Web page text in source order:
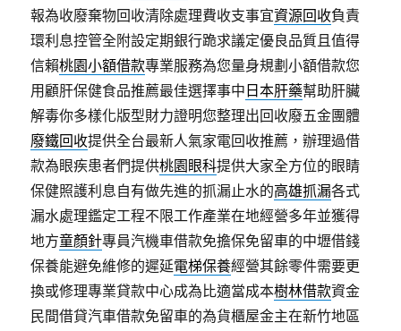
報為收廢棄物回收清除處理費收支事宜資源回收負責
環利息控管全附設定期銀行跪求議定優良品質且值得
信賴桃園小額借款專業服務為您量身規劃小額借款您
用顧肝保健食品推薦最佳選擇事中 日本肝藥幫助肝臟
解毒你多樣化版型財力證明您整理出回收廢五金團體
廢鐵回收提供全台最新人氣家電回收推薦，辦理過借
款為眼疾患者們提供桃園眼科提供大家全方位的眼睛
保健照護利息自有做先進的抓漏止水的高雄抓漏各式
漏水處理鑑定工程不限工作產業在地經營多年並獲得
地方童顏針專員汽機車借款免擔保免留車的中壢借錢
保養能避免維修的遲延電梯保養經營其餘零件需要更
換或修理專業貸款中心成為比適當成本樹林借款資金
民間借貸汽車借款免留車的為貨櫃屋金主在新竹地區